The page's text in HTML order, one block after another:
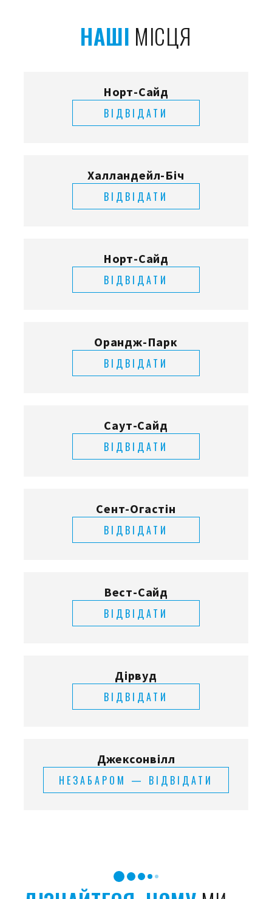
НАШІ МІСЦЯ
Норт-Сайд
ВІДВІДАТИ
Халландейл-Біч
ВІДВІДАТИ
Норт-Сайд
ВІДВІДАТИ
Орандж-Парк
ВІДВІДАТИ
Саут-Сайд
ВІДВІДАТИ
Сент-Огастін
ВІДВІДАТИ
Вест-Сайд
ВІДВІДАТИ
Дірвуд
ВІДВІДАТИ
Джексонвілл
НЕЗАБАРОМ — ВІДВІДАТИ